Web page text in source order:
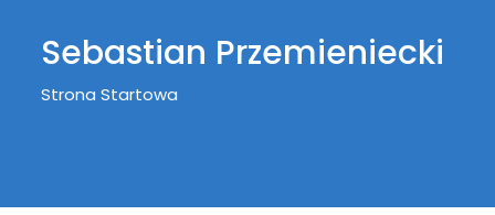
Sebastian Przemieniecki
Breadcrumb
Strona Startowa